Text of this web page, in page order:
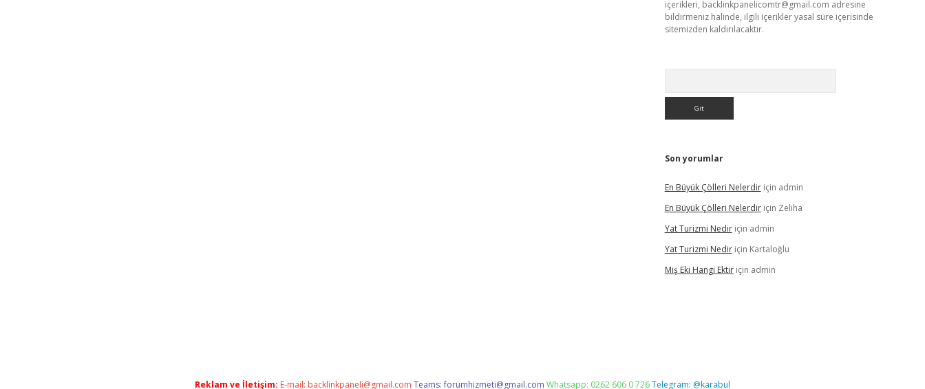
içerikleri, backlinkpanelicomtr@gmail.com adresine
bildirmeniz halinde, ilgili içerikler yasal süre içerisinde
sitemizden kaldırılacaktır.
Son yorumlar
En Büyük Çölleri Nelerdiriçin admin
En Büyük Çölleri Nelerdiriçin Zeliha
Yat Turizmi Nediriçin admin
Yat Turizmi Nediriçin Kartaloğlu
Miş Eki Hangi Ektiriçin admin
Reklam ve İletişim: E-mail: backlinkpaneli@gmail.com Teams:forumhizmeti@gmail.com Whatsapp: 0262 606 0 726Telegram: @karabul